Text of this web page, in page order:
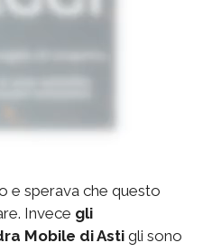
e sperava che questo
Invece gli
Mobile di Asti gli sono